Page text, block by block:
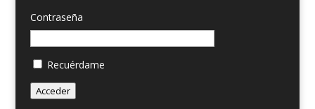
Contraseña
Recuérdame
Acceder